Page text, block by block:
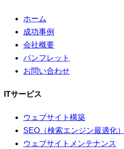
ホーム
成功事例
会社概要
パンフレット
お問い合わせ
ITサービス
ウェブサイト構築
SEO（検索エンジン最適化）
ウェブサイトメンテナンス